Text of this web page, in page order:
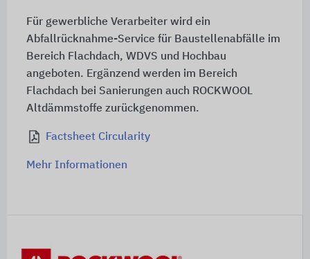
Für gewerbliche Verarbeiter wird ein
Abfallrücknahme-Service für Baustellenabfälle im
Bereich Flachdach, WDVS und Hochbau
angeboten. Ergänzend werden im Bereich
Flachdach bei Sanierungen auch ROCKWOOL
Altdämmstoffe zurückgenommen.
Factsheet Circularity
Mehr Informationen